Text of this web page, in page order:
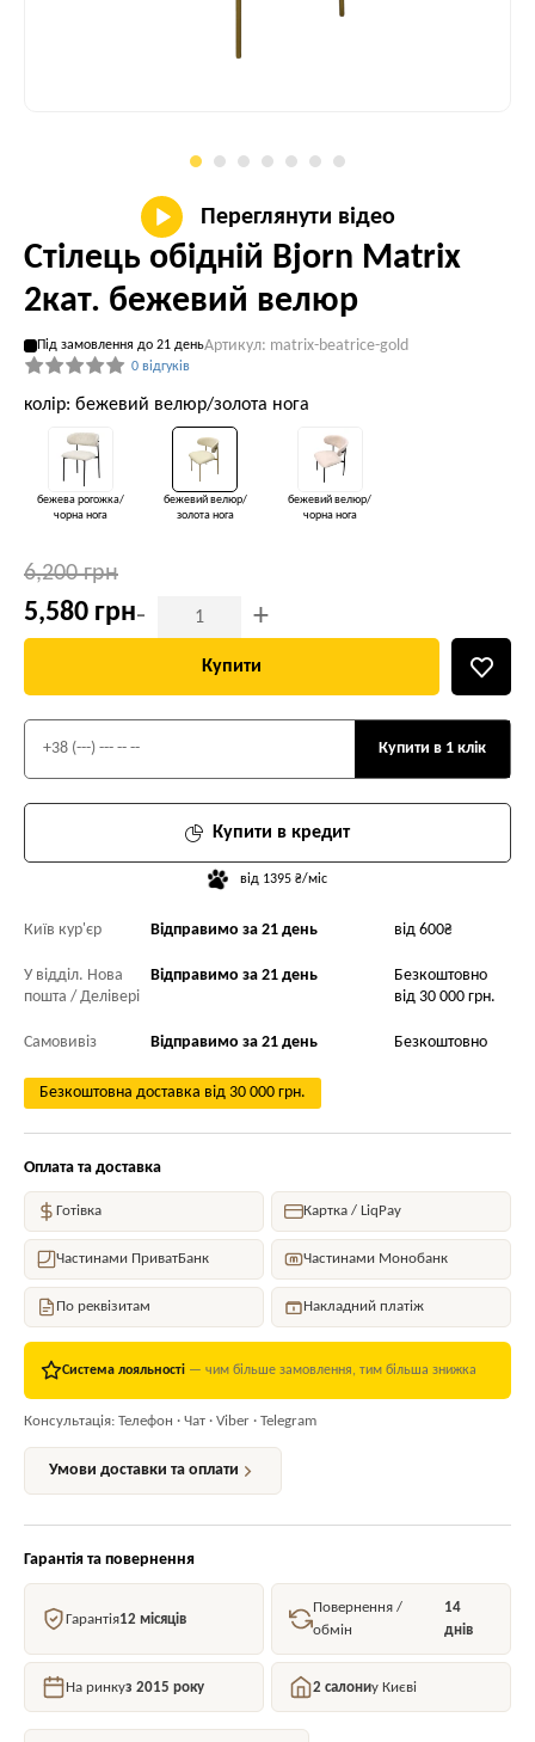
Переглянути відео
Стілець обідній Bjorn Matrix
2кат. бежевий велюр
Під замовлення до 21 деньАртикул: matrix-beatrice-gold
0 відгуків
колір: бежевий велюр/золота нога
бежева рогожка/
чорна нога
бежевий велюр/
золота нога
бежевий велюр/
чорна нога
6,200 грн
5,580 грн- +
Купити
Купити в кредит
від 1395 ₴/міс
Купити в 1 клік
Київ кур'єр Відправимо за 21 день від 600₴
У відділ. Нова
пошта / Делівері
Відправимо за 21 день
Безкоштовно
від 30 000 грн.
Самовивіз Відправимо за 21 день Безкоштовно
Безкоштовна доставка від 30 000 грн.
Оплата та доставка
Готівка Картка / LiqPay
Частинами ПриватБанк Частинами Монобанк
По реквізитам Накладний платіж
Система лояльності — чим більше замовлення, тим більша знижка
Консультація: Телефон · Чат · Viber · Telegram
Умови доставки та оплати
Гарантія та повернення
Гарантія12 місяців
Повернення /
обмін
14
днів
На ринкуз 2015 року 2 салониу Києві